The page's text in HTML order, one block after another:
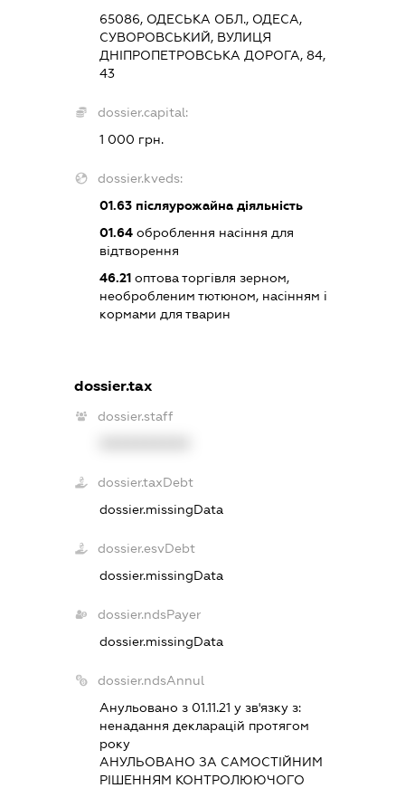
65086, ОДЕСЬКА ОБЛ., ОДЕСА,
СУВОРОВСЬКИЙ, ВУЛИЦЯ
ДНІПРОПЕТРОВСЬКА ДОРОГА, 84,
43
dossier.capital:
1 000 грн.
dossier.kveds:
01.63післяурожайна діяльність
01.64оброблення насіння для
відтворення
46.21оптова торгівля зерном,
необробленим тютюном, насінням і
кормами для тварин
dossier.tax
dossier.staff
dossier.taxDebt
dossier.missingData
dossier.esvDebt
dossier.missingData
dossier.ndsPayer
dossier.missingData
dossier.ndsAnnul
Анульовано з 01.11.21 у зв'язку з:
ненадання декларацiй протягом
року
АНУЛЬОВАНО ЗА САМОСТIЙНИМ
РIШЕННЯМ КОНТРОЛЮЮЧОГО